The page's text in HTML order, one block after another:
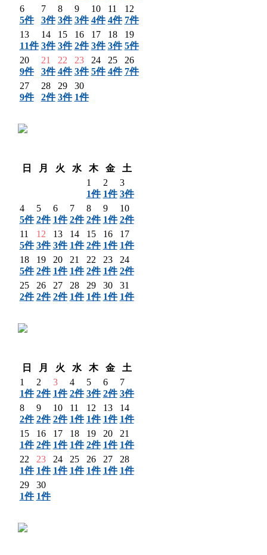
6
5件
7
3件
8
3件
9
3件
10
4件
11
4件
12
7件
13
11件
14
3件
15
3件
16
2件
17
3件
18
3件
19
5件
20
9件
21
3件
22
4件
23
3件
24
5件
25
4件
26
7件
27
9件
28
2件
29
3件
30
1件
日
月 火 水 木 金
土
1
1件
2
1件
3
3件
4
5件
5
2件
6
1件
7
2件
8
2件
9
1件
10
2件
11
5件
12
3件
13
3件
14
1件
15
2件
16
1件
17
1件
18
5件
19
2件
20
1件
21
1件
22
2件
23
1件
24
2件
25
2件
26
2件
27
2件
28
1件
29
1件
30
1件
31
1件
日
月 火 水 木 金
土
1
1件
2
2件
3
1件
4
2件
5
3件
6
2件
7
3件
8
2件
9
2件
10
2件
11
1件
12
1件
13
1件
14
1件
15
1件
16
2件
17
1件
18
1件
19
2件
20
1件
21
1件
22
1件
23
1件
24
1件
25
1件
26
1件
27
1件
28
1件
29
1件
30
1件